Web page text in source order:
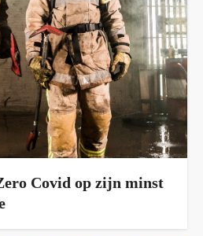
Covid op zijn minst